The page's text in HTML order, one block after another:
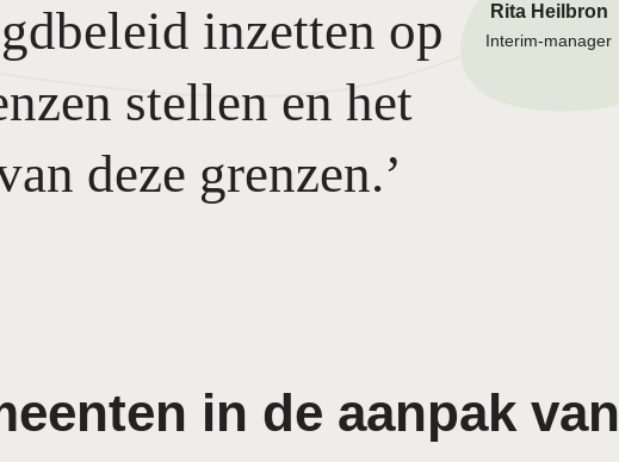
inzetten op
stellen en het
deze grenzen.
Rita Heilbron
Interim-manager
in de aanpak van